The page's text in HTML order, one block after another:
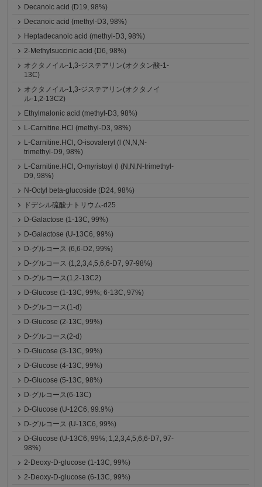
Decanoic acid (D19, 98%)
Decanoic acid (methyl-D3, 98%)
Heptadecanoic acid (methyl-D3, 98%)
2-Methylsuccinic acid (D6, 98%)
オクタノイル-1,3-ジステアリン(オクタン酸-1-
13C)
オクタノイル-1,3-ジステアリン(オクタノイ
ル-1,2-13C2)
Ethylmalonic acid (methyl-D3, 98%)
L-Carnitine.HCl (methyl-D3, 98%)
L-Carnitine.HCl, O-isovaleryl (l (N,N,N-
trimethyl-D9, 98%)
L-Carnitine.HCl, O-myristoyl (l (N,N,N-trimethyl-
D9, 98%)
N-Octyl beta-glucoside (D24, 98%)
ドデシル硫酸ナトリウム-d25
D-Galactose (1-13C, 99%)
D-Galactose (U-13C6, 99%)
D-グルコース (6,6-D2, 99%)
D-グルコース (1,2,3,4,5,6,6-D7, 97-98%)
D-グルコース(1,2-13C2)
D-Glucose (1-13C, 99%; 6-13C, 97%)
D-グルコース(1-d)
D-Glucose (2-13C, 99%)
D-グルコース(2-d)
D-Glucose (3-13C, 99%)
D-Glucose (4-13C, 99%)
D-Glucose (5-13C, 98%)
D-グルコース(6-13C)
D-Glucose (U-12C6, 99.9%)
D-グルコース (U-13C6, 99%)
D-Glucose (U-13C6, 99%; 1,2,3,4,5,6,6-D7, 97-
98%)
2-Deoxy-D-glucose (1-13C, 99%)
2-Deoxy-D-glucose (6-13C, 99%)